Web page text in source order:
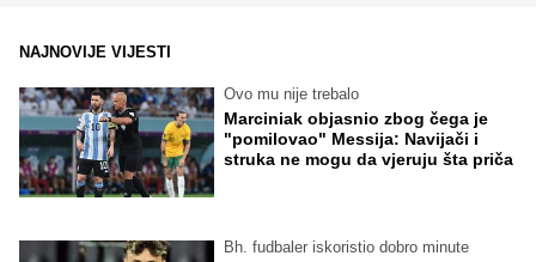
NAJNOVIJE VIJESTI
Ovo mu nije trebalo
Marciniak objasnio zbog čega je
"pomilovao" Messija: Navijači i
struka ne mogu da vjeruju šta priča
Bh. fudbaler iskoristio dobro minute